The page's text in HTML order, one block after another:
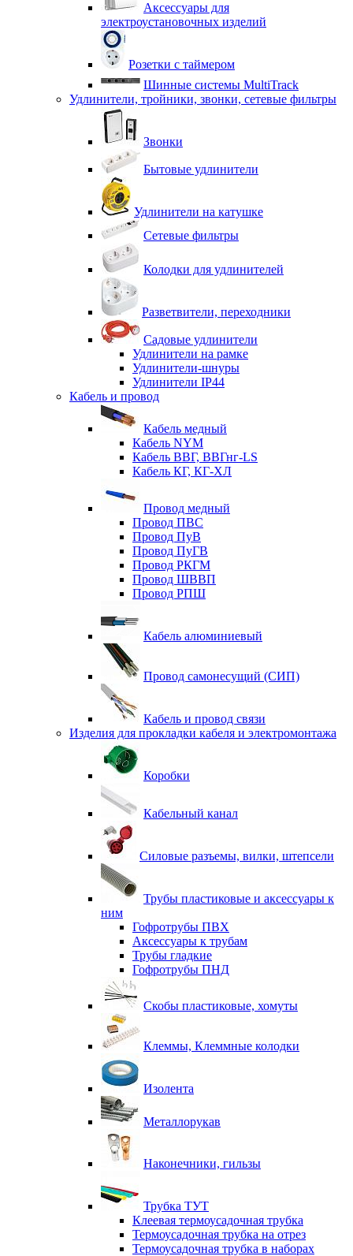
Аксессуары для
электроустановочных изделий
Розетки с таймером
Шинные системы MultiTrack
Удлинители, тройники, звонки, сетевые фильтры
Звонки
Бытовые удлинители
Удлинители на катушке
Сетевые фильтры
Колодки для удлинителей
Разветвители, переходники
Садовые удлинители
Удлинители на рамке
Удлинители-шнуры
Удлинители IP44
Кабель и провод
Кабель медный
Кабель NYM
Кабель ВВГ, ВВГнг-LS
Кабель КГ, КГ-ХЛ
Провод медный
Провод ПВС
Провод ПуВ
Провод ПуГВ
Провод РКГМ
Провод ШВВП
Провод РПШ
Кабель алюминиевый
Провод самонесущий (СИП)
Кабель и провод связи
Изделия для прокладки кабеля и электромонтажа
Коробки
Кабельный канал
Силовые разъемы, вилки, штепсели
Трубы пластиковые и аксессуары к
ним
Гофротрубы ПВХ
Аксессуары к трубам
Трубы гладкие
Гофротрубы ПНД
Скобы пластиковые, хомуты
Клеммы, Клеммные колодки
Изолента
Металлорукав
Наконечники, гильзы
Трубка ТУТ
Клеевая термоусадочная трубка
Термоусадочная трубка на отрез
Термоусадочная трубка в наборах